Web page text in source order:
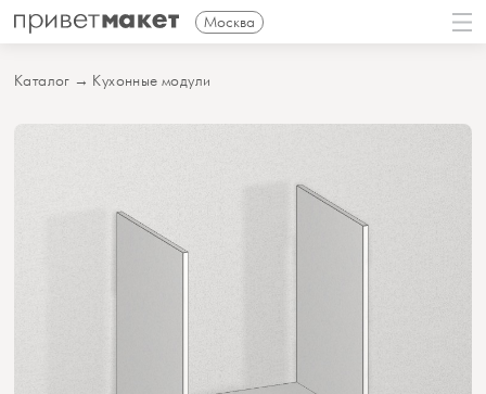
Москва
Каталог → Кухонные модули